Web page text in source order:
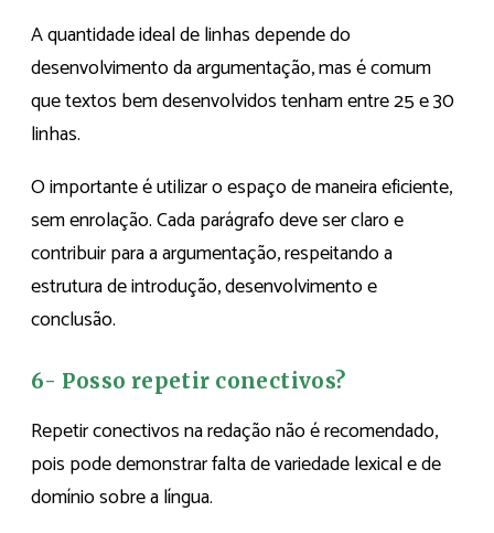
A quantidade ideal de linhas depende do
desenvolvimento da argumentação, mas é comum
que textos bem desenvolvidos tenham entre 25 e 30
linhas.
O importante é utilizar o espaço de maneira eficiente,
sem enrolação. Cada parágrafo deve ser claro e
contribuir para a argumentação, respeitando a
estrutura de introdução, desenvolvimento e
conclusão.
6- Posso repetir conectivos?
Repetir conectivos na redação não é recomendado,
pois pode demonstrar falta de variedade lexical e de
domínio sobre a língua.